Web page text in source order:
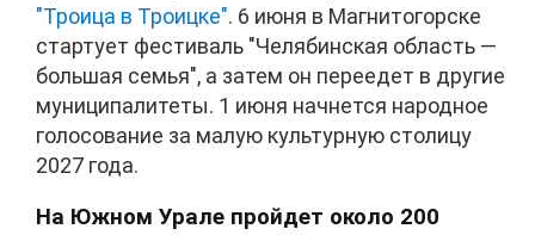
"Троица в Троицке". 6 июня в Магнитогорске
стартует фестиваль "Челябинская область —
большая семья", а затем он переедет в другие
муниципалитеты. 1 июня начнется народное
голосование за малую культурную столицу
2027 года.
На Южном Урале пройдет около 200